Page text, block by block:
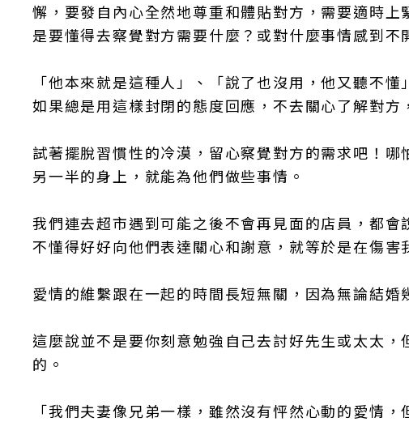
懈，要發自內心全然地尊重和體貼對方，需要適時
是要懂得去察覺對方需要什麼？或對什麼事情感到不
「他本來就是這種人」、「說了也沒用，他又聽不
如果總是用這樣封閉的態度回應，不去關心了解對方
試著擺脫習慣性的冷漠，留心察覺對方的需求吧！
另一半的身上，就能為他們做些事情。
我們連去超市遇到可能之後不會再見面的店員，都
不懂得好好向他們表達關心和謝意，就等於是在傷害
愛情的維繫跟在一起的時間長短無關，因為無論結婚
這麼說並不是要你刻意勉強自己去討好先生或太太
的。
「我們夫妻像兄弟一樣，雖然沒有怦然心動的愛情，